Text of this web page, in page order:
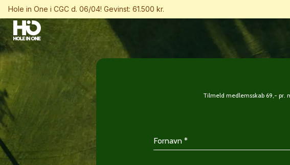
Hole in One i CGC d. 06/04! Gevinst: 61.500 kr.
Tilmeld medlemsskab 69,- pr.